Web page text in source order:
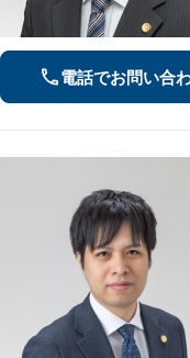
電話でお問い合